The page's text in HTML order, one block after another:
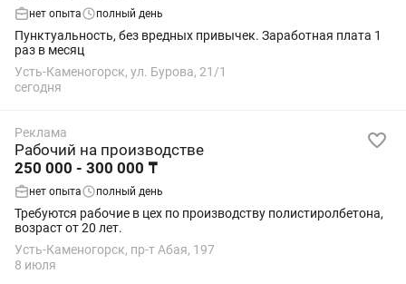
нет опыта полный день
Пунктуальность, без вредных привычек. Заработная плата 1
раз в месяц
Усть-Каменогорск, ул. Бурова, 21/1
сегодня
Реклама
Рабочий на производстве
250 000 - 300 000 ₸
нет опыта полный день
Требуются рабочие в цех по производству полистиролбетона,
возраст от 20 лет.
Усть-Каменогорск, пр-т Абая, 197
8 июля